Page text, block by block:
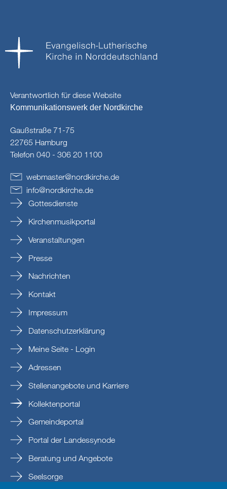
Verantwortlich für diese Website
Kommunikationswerk der Nordkirche
Gaußstraße 71-75
22765 Hamburg
Telefon 040 - 306 20 1100
webmaster@nordkirche.de
info@nordkirche.de
Gottesdienste
Kirchenmusikportal
Veranstaltungen
Presse
Nachrichten
Kontakt
Impressum
Datenschutzerklärung
Meine Seite - Login
Adressen
Stellenangebote und Karriere
Kollektenportal
Gemeindeportal
Portal der Landessynode
Beratung und Angebote
Seelsorge